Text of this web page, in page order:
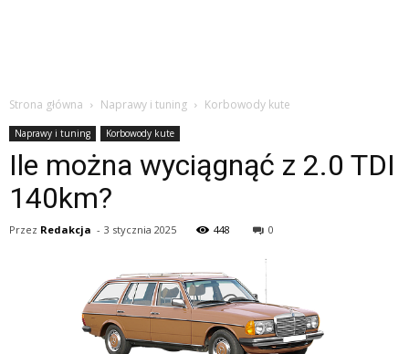
Strona główna Naprawy i tuning Korbowody kute
Naprawy i tuning Korbowody kute
Ile można wyciągnąć z 2.0 TDI
140km?
Przez Redakcja - 3 stycznia 2025 448 0